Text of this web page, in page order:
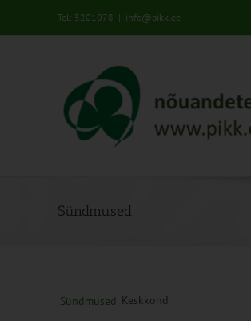
Tel: 5201078 | info@pikk.ee
Sündmused
Sündmused Keskkond